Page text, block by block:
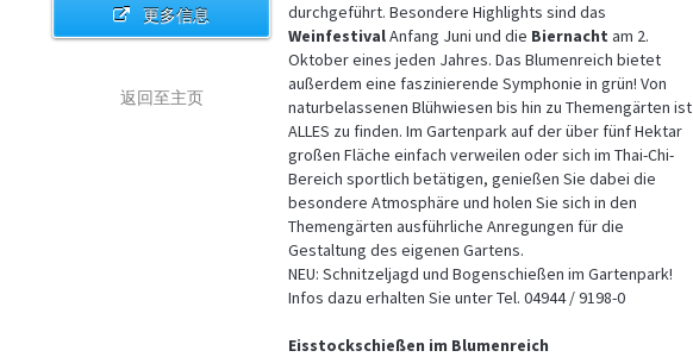
更多信息
返回至主页
durchgeführt. Besondere Highlights sind das
WeinfestivalAnfang Juni und die Biernacht am 2.
Oktober eines jeden Jahres. Das Blumenreich bietet
außerdem eine faszinierende Symphonie in grün! Von
naturbelassenen Blühwiesen bis hin zu Themengärten ist
ALLES zu finden. Im Gartenpark auf der über fünf Hektar
großen Fläche einfach verweilen oder sich im Thai-Chi-
Bereich sportlich betätigen, genießen Sie dabei die
besondere Atmosphäre und holen Sie sich in den
Themengärten ausführliche Anregungen für die
Gestaltung des eigenen Gartens.
NEU: Schnitzeljagd und Bogenschießen im Gartenpark!
Infos dazu erhalten Sie unter Tel. 04944 / 9198-0
Eisstockschießen im Blumenreich